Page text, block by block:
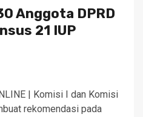
Anggota DPRD
21 IUP
| Komisi I dan Komisi
rekomendasi pada